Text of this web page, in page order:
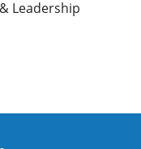
Leadership